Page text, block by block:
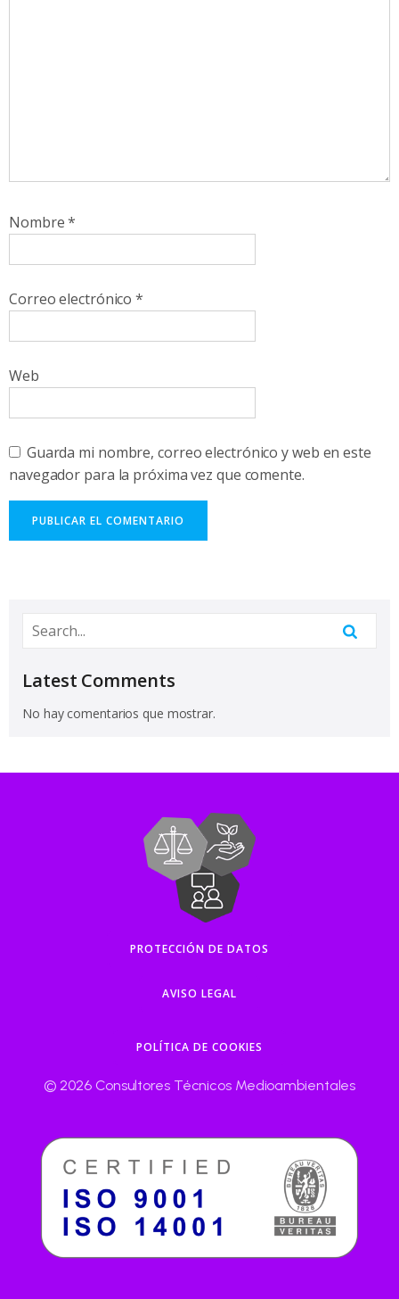
Nombre*
Correo electrónico*
Web
Guarda mi nombre, correo electrónico y web en este
navegador para la próxima vez que comente.
Latest Comments
No hay comentarios que mostrar.
PROTECCIÓN DE DATOS
AVISO LEGAL
POLÍTICA DE COOKIES
© 2026 Consultores Técnicos Medioambientales